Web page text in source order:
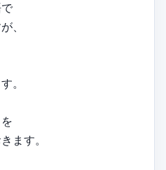
、
。
ます。